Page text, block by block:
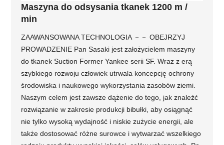
Maszyna do odsysania tkanek 1200 m /
min
ZAAWANSOWANA TECHNOLOGIA －－ OBEJRZYJ
PROWADZENIE Pan Sasaki jest założycielem maszyny
do tkanek Suction Former Yankee serii SF. Wraz z erą
szybkiego rozwoju człowiek utrwala koncepcję ochrony
środowiska i naukowego wykorzystania zasobów ziemi.
Naszym celem jest zawsze dążenie do tego, jak znaleźć
rozwiązanie w zakresie produkcji bibułki, aby osiągnąć
nie tylko wysoką wydajność i niskie zużycie energii, ale
także dostosować różne surowce i wytwarzać wszelkiego